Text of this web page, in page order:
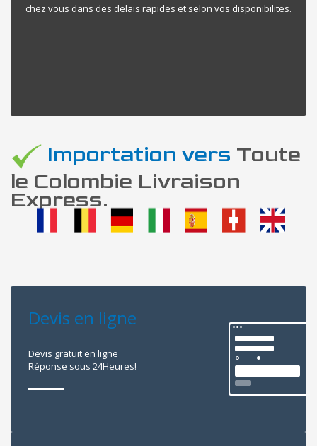
chez vous dans des delais rapides et selon vos disponibilites.
Importation vers Toute
le Colombie Livraison
Express.
Devis en ligne
Devis gratuit en ligne
Réponse sous 24Heures!